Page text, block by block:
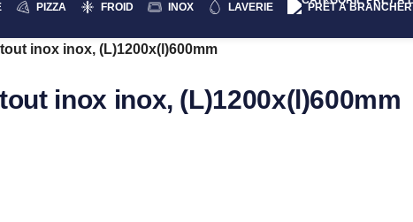
PIZZA FROID INOX LAVERIE PRÊT A BRANCHER
inox inox, (L)1200x(l)600mm
inox inox, (L)1200x(l)600mm